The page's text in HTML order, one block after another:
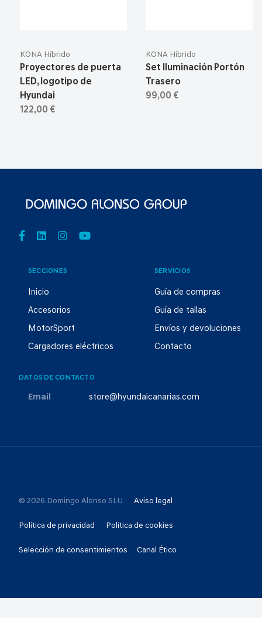
KONA Híbrido
Proyectores de puerta
LED, logotipo de
Hyundai
122,00 €
KONA Híbrido
Set Iluminación Portón
Trasero
99,00 €
SECCIONES
Inicio
Accesorios
MotorSport
Cargadores eléctricos
SERVICIOS
Guía de compras
Guía de tallas
Envíos y devoluciones
Contacto
DATOS DE CONTACTO
Email store@hyundaicanarias.com
© 2026 Domingo Alonso SLU Aviso legal
Política de privacidad Política de cookies
Selección de consentimientos Canal Ético